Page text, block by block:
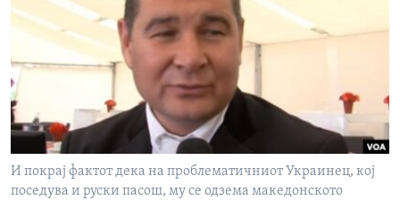
ИНТЕРВЈУА
Јазици
И покрај фактот дека на проблематичниот Украинец, кој
поседува и руски пасош, му се одзема македонското